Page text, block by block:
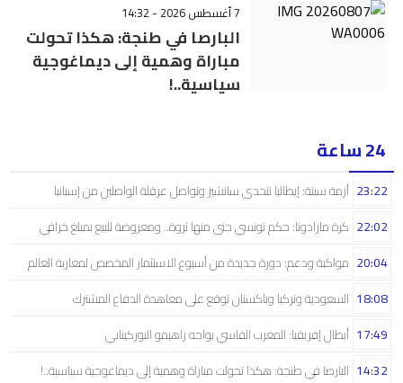
7 أغسطس 2026 - 14:32
البارصا في طنجة: هكذا تحولت
مباراة وهمية إلى ديماغوجية
سياسية..!
24 ساعة
أزمة سبتة: إيطاليا تتحدى سانشيز وتواصل عرقلة الواصلين من إسبانيا 23:22
كرة مارادونا: حكم تونسي جنى منها ثروة.. ومعروضة للبيع بمبلغ خرافي 22:02
مواكبة ودعم: دورة جديدة من أسبوع الاستثمار المخصص لمغاربة العالم 20:04
السعودية وتركيا وباكستان توقع على معاهدة الدفاع المشترك 18:08
أبطال إفريقيا: المغرب الفاسي يواجه راهيمو البوركينابي 17:49
البارصا في طنجة: هكذا تحولت مباراة وهمية إلى ديماغوجية سياسية..! 14:32